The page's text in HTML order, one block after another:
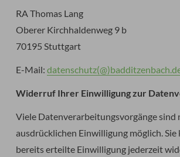
RA Thomas Lang
Oberer Kirchhaldenweg 9 b
70195 Stuttgart
E-Mail:
Widerruf Ihrer Einwilligung zur
Viele Datenverarbeitungsvorgänge sind
ausdrücklichen Einwilligung möglich. Sie
bereits erteilte Einwilligung jederzeit